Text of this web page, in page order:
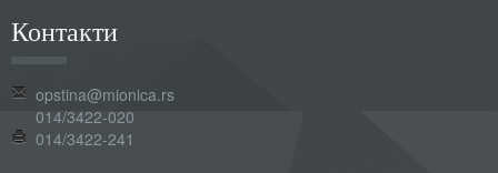
Контакти
opstina@mionica.rs
014/3422-020
014/3422-241